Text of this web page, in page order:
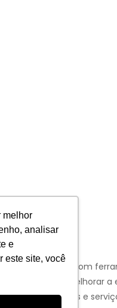
melhor
analisar
e
este site, você
de cookies com
informações e melhorar a
produtos e